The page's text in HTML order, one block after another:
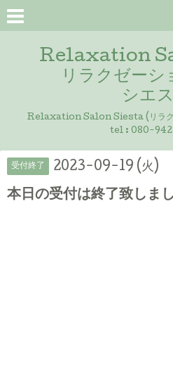
Relaxation
リラクゼーシ
シエ
Relaxation Salon Siesta (リラク
tel : 080-
受付終了 2023-09-19 (火)
本日の受付は終了致しま